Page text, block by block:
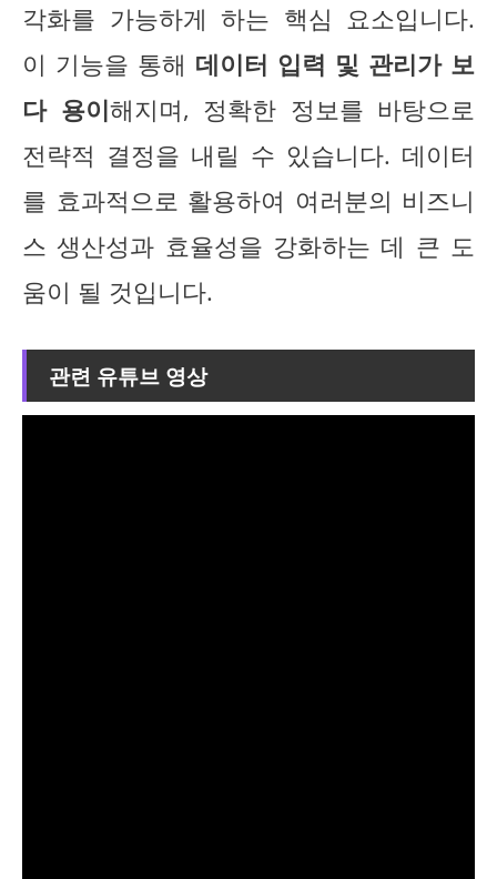
각화를 가능하게 하는 핵심 요소입니다.
이 기능을 통해 데이터 입력 및 관리가 보
다 용이해지며, 정확한 정보를 바탕으로
전략적 결정을 내릴 수 있습니다. 데이터
를 효과적으로 활용하여 여러분의 비즈니
스 생산성과 효율성을 강화하는 데 큰 도
움이 될 것입니다.
관련 유튜브 영상